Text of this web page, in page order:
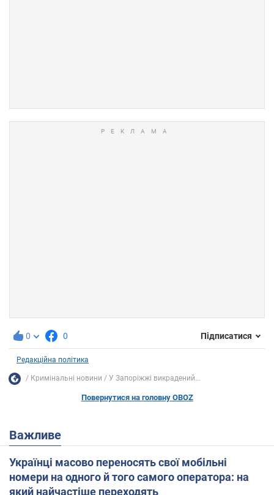
0 0 Підписатися
Редакційна політика
Кримінальні новини У Запоріжжі викрадений...
Повернутися на головну OBOZ
Важливе
Українці масово переносять свої мобільні
номери на одного й того самого оператора: на
який найчастіше переходять